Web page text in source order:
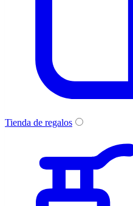
Tienda de regalos